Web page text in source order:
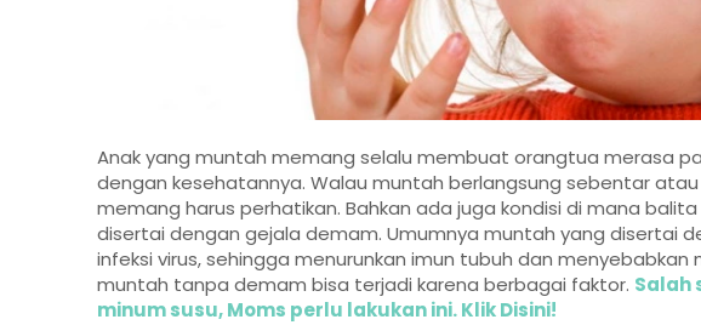
Anak yang muntah memang selalu membuat orangtua merasa
dengan kesehatannya. Walau muntah berlangsung sebentar
memang harus perhatikan. Bahkan ada juga kondisi di mana
disertai dengan gejala demam. Umumnya muntah yang disertai
infeksi virus, sehingga menurunkan imun tubuh dan
muntah tanpa demam bisa terjadi karena berbagai faktor. Salah
minum susu, Moms perlu lakukan ini. Klik Disini!